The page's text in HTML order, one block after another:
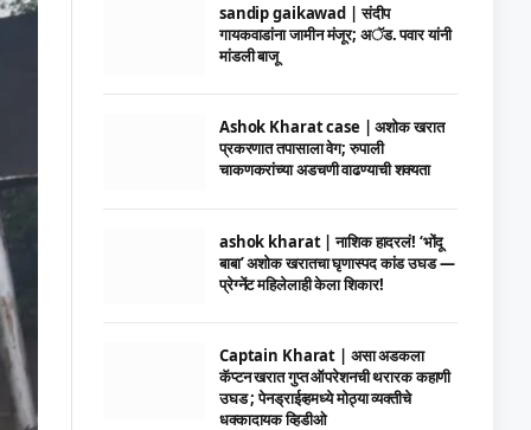
sandip gaikawad | संदीप
गायकवाडांना जामीन मंजूर; अॅड. पवार यांनी
मांडली बाजू
Ashok Kharat case | अशोक खरात
प्रकरणात तपासाला वेग; रुपाली
चाकणकरांच्या अडचणी वाढण्याची शक्यता
ashok kharat | नाशिक हादरलं! ‘भोंदू
बाबा’ अशोक खरातचा घृणास्पद कांड उघड —
प्रेग्नेंट महिलेलाही केला शिकार!
Captain Kharat | असा अडकला
कॅप्टन खरात गुप्त ऑपरेशनची थरारक कहाणी
उघड ; पेनड्राईव्हमध्ये मोठ्या व्यक्तीचे
धक्कादायक व्हिडीओ